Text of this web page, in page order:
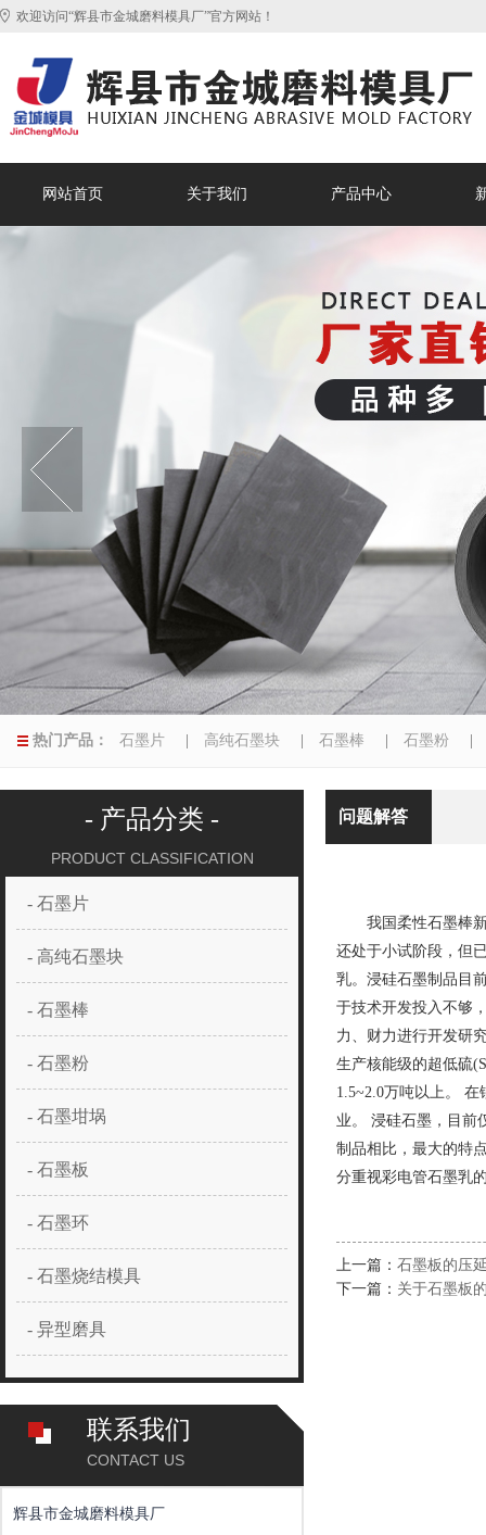
欢迎访问“辉县市金城磨料模具厂”官方网站！
网站首页 关于我们 产品中心
热门产品： 石墨片 高纯石墨块 石墨棒 石墨粉
|异型磨具 |
- 产品分类 -
PRODUCT CLASSIFICATION
- 石墨片
- 高纯石墨块
- 石墨棒
- 石墨粉
- 石墨坩埚
- 石墨板
- 石墨环
- 石墨烧结模具
- 异型磨具
联系我们
CONTACT US
辉县市金城磨料模具厂
问题解答
我国柔性石墨棒新
还处于小试阶段，但
乳。浸硅石墨制品目
于技术开发投入不够
力、财力进行开发研
生产核能级的超低硫
1.5~2.0万吨以上。
业。 浸硅石墨，目前
制品相比，最大的特
分重视彩电管石墨乳
上一篇： 石墨板的压
下一篇： 关于石墨板